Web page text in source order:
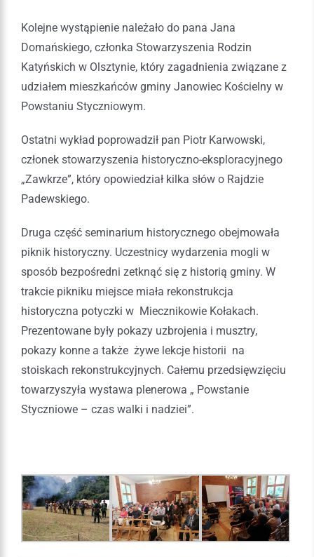
Kolejne wystąpienie należało do pana Jana
Domańskiego, członka Stowarzyszenia Rodzin
Katyńskich w Olsztynie, który zagadnienia związane z
udziałem mieszkańców gminy Janowiec Kościelny w
Powstaniu Styczniowym.
Ostatni wykład poprowadził pan Piotr Karwowski,
członek stowarzyszenia historyczno-eksploracyjnego
„Zawkrze”, który opowiedział kilka słów o Rajdzie
Padewskiego.
Druga część seminarium historycznego obejmowała
piknik historyczny. Uczestnicy wydarzenia mogli w
sposób bezpośredni zetknąć się z historią gminy. W
trakcie pikniku miejsce miała rekonstrukcja
historyczna potyczki w Miecznikowie Kołakach.
Prezentowane były pokazy uzbrojenia i musztry,
pokazy konne a także żywe lekcje historii na
stoiskach rekonstrukcyjnych. Całemu przedsięwzięciu
towarzyszyła wystawa plenerowa „ Powstanie
Styczniowe – czas walki i nadziei”.